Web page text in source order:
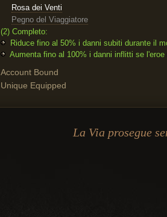
Rosa dei Venti
Pegno del Viaggiatore
(2) Completo:
Riduce fino al 50% i danni subiti durante il
Aumenta fino al 100% i danni inflitti se l'eroe
Account Bound
Unique Equipped
La Via prosegue